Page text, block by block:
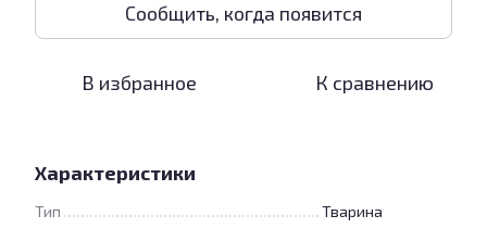
Сообщить, когда появится
В избранное К сравнению
Характеристики
Тип Тварина